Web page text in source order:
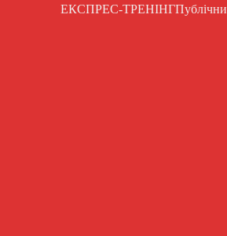
ЕКСПРЕС-ТРЕНІНГ